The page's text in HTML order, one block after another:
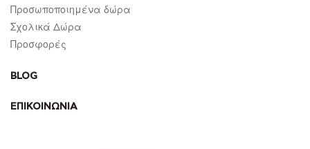
Προσωποποιημένα δώρα
Σχολικά Δώρα
Προσφορές
BLOG
ΕΠΙΚΟΙΝΩΝΙΑ